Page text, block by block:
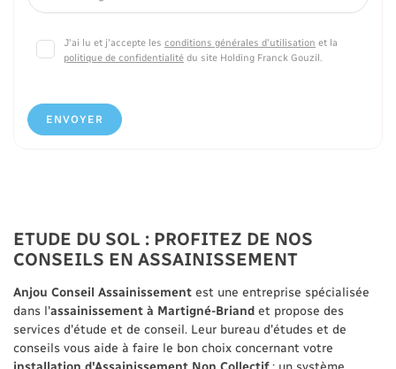
AMÉNAGEMENT
VERTS
D'ÉTUDES
Anjou Touraine
06 30 32 05
Anjou Conseil
J'ai lu et j'accepte les conditions générales d'utilisation et la
politique de confidentialité du site Holding Franck Gouzil.
ENVOYER
ETUDE DU SOL : PROFITEZ DE NOS
CONSEILS EN ASSAINISSEMENT
Anjou Conseil Assainissement est une entreprise spécialisée
dans l'assainissement à Martigné-Briand et propose des
services d'étude et de conseil. Leur bureau d'études et de
conseils vous aide à faire le bon choix concernant votre